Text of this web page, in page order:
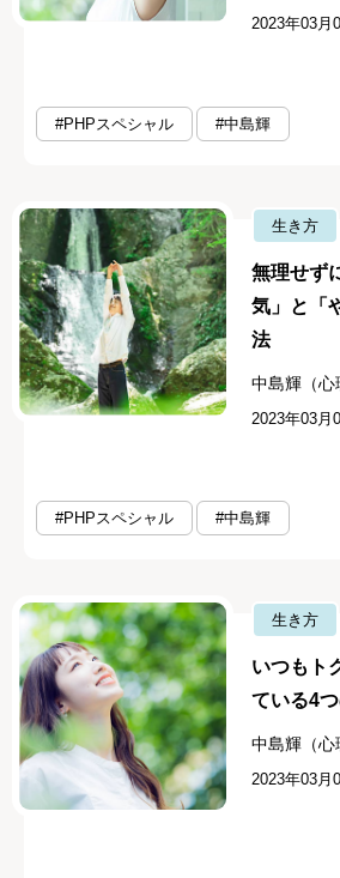
2023年03月
#PHPスペシャル #中島輝
生き方
無理せず
気」と「
法
中島輝（心
2023年03月
#PHPスペシャル #中島輝
生き方
いつもト
ている4
中島輝（心
2023年03月